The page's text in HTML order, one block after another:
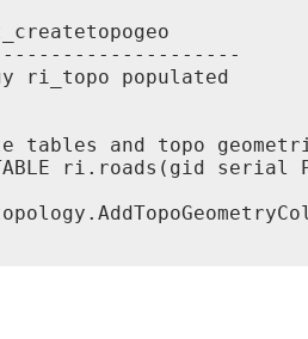
ri_topo populated
tables and topo
TABLE ri.roads(gid serial